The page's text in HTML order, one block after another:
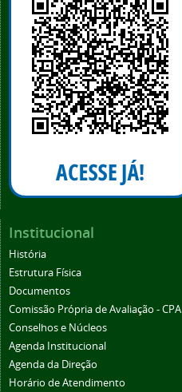
Institucional
História
Estrutura Física
Documentos
Comissão Própria de Avaliação - CPA
Conselhos e Núcleos
Agenda Institucional
Agenda da Direção
Horário de Atendimento